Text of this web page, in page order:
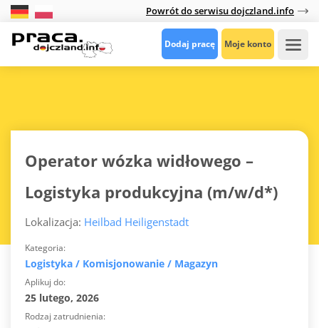
Powrót do serwisu dojczland.info
Dodaj pracę Moje konto
Operator wózka widłowego –
Logistyka produkcyjna (m/w/d*)
Lokalizacja: Heilbad Heiligenstadt
Kategoria
Logistyka / Komisjonowanie / Magazyn
Aplikuj do
25 lutego, 2026
Rodzaj zatrudnienia